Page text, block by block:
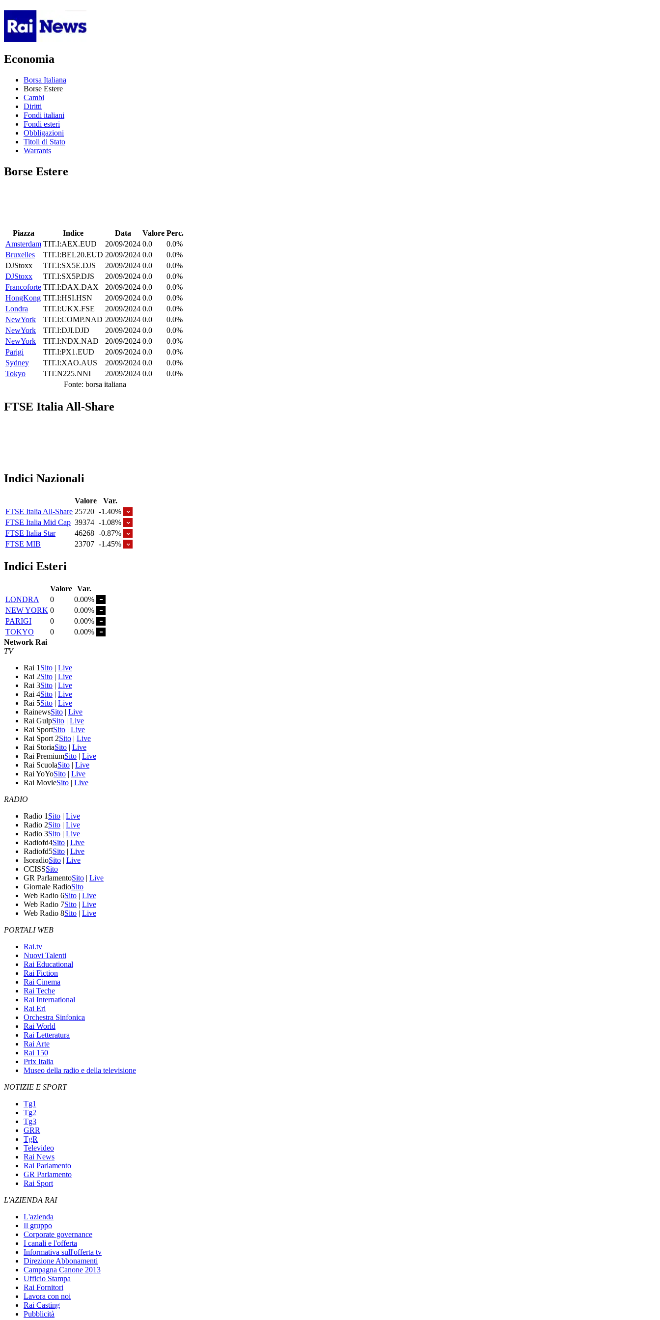
Economia
Borsa Italiana
Borse Estere
Cambi
Diritti
Fondi italiani
Fondi esteri
Obbligazioni
Titoli di Stato
Warrants
Borse Estere
Piazza Indice Data Valore Perc.
Amsterdam TIT.I:AEX.EUD 20/09/2024 0.0
0.0%
Bruxelles
TIT.I:BEL20.EUD 20/09/2024 0.0
0.0%
DJStoxx
TIT.I:SX5E.DJS 20/09/2024 0.0
0.0%
DJStoxx
TIT.I:SX5P.DJS 20/09/2024 0.0
0.0%
Francoforte TIT.I:DAX.DAX 20/09/2024 0.0
0.0%
HongKong TIT.I:HSI.HSN 20/09/2024 0.0
0.0%
Londra
TIT.I:UKX.FSE 20/09/2024 0.0
0.0%
NewYork
TIT.I:COMP.NAD 20/09/2024 0.0
0.0%
NewYork
TIT.I:DJI.DJD 20/09/2024 0.0
0.0%
NewYork
TIT.I:NDX.NAD 20/09/2024 0.0
0.0%
Parigi
TIT.I:PX1.EUD 20/09/2024 0.0
0.0%
Sydney
TIT.I:XAO.AUS 20/09/2024 0.0
0.0%
Tokyo
TIT.N225.NNI 20/09/2024 0.0
0.0%
Fonte: borsa italiana
FTSE Italia All-Share
Indici Nazionali
Valore
Var.
FTSE Italia All-Share 25720 -1.40%
FTSE Italia Mid Cap 39374 -1.08%
FTSE Italia Star
46268 -0.87%
FTSE MIB
23707 -1.45%
Indici Esteri
Valore Var.
LONDRA
0
0.00%
NEW YORK 0
0.00%
PARIGI
0
0.00%
TOKYO
0
0.00%
Network Rai
TV
Rai 1 Sito | Live
Rai 2Sito | Live
Rai 3Sito | Live
Rai 4Sito | Live
Rai 5Sito | Live
RainewsSito | Live
Rai GulpSito | Live
Rai SportSito | Live
Rai Sport 2Sito | Live
Rai StoriaSito | Live
Rai PremiumSito | Live
Rai ScuolaSito | Live
Rai YoYoSito | Live
Rai MovieSito | Live
RADIO
Radio 1 Sito | Live
Radio 2Sito | Live
Radio 3Sito | Live
Radiofd4Sito | Live
Radiofd5Sito | Live
IsoradioSito | Live
CCISSSito
GR ParlamentoSito | Live
Giornale RadioSito
Web Radio 6Sito | Live
Web Radio 7Sito | Live
Web Radio 8Sito | Live
PORTALI WEB
Rai.tv
Nuovi Talenti
Rai Educational
Rai Fiction
Rai Cinema
Rai Teche
Rai International
Rai Eri
Orchestra Sinfonica
Rai World
Rai Letteratura
Rai Arte
Rai 150
Prix Italia
Museo della radio e della televisione
NOTIZIE E SPORT
Tg1
Tg2
Tg3
GRR
TgR
Televideo
Rai News
Rai Parlamento
GR Parlamento
Rai Sport
L'AZIENDA RAI
L'azienda
Il gruppo
Corporate governance
I canali e l'offerta
Informativa sull'offerta tv
Direzione Abbonamenti
Campagna Canone 2013
Ufficio Stampa
Rai Fornitori
Lavora con noi
Rai Casting
Pubblicità